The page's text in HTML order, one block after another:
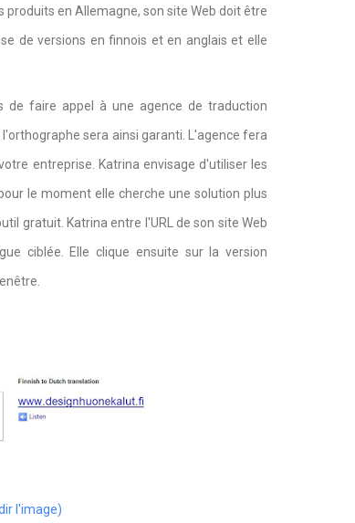
en Allemagne, son site Web doit être
de versions en finnois et en anglais et elle
de faire appel à une agence de traduction
sera ainsi garanti. L'agence fera
entreprise. Katrina envisage d'utiliser les
le moment elle cherche une solution plus
gratuit. Katrina entre l'URL de son site Web
ciblée. Elle clique ensuite sur la version
l'image)